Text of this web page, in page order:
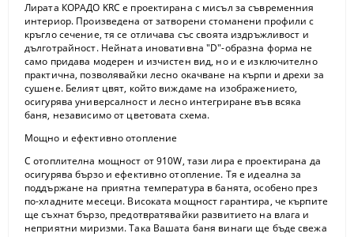
Лирата КОРАДО KRC е проектирана с мисъл за съвременния
интериор. Произведена отзатворени стоманени профили с
кръгло сечение, тя се отличава със своята издръжливост и
дълготрайност. Нейната иновативна "D"-образна форма не
само придава модерен и изчистен вид, но и е изключително
практична, позволявайки лесно окачване на кърпи и дрехи за
сушене. Белият цвят, който виждаме на изображението,
осигурява универсалност и лесно интегриране във всяка
баня, независимо от цветовата схема.
Мощно и ефективно отопление
С отоплителна мощност от910W, тази лира е проектирана да
осигурява бързо и ефективно отопление. Тя е идеална за
поддържане на приятна температура в банята, особено през
по-хладните месеци. Високата мощност гарантира, че кърпите
ще съхнат бързо, предотвратявайки развитието на влага и
неприятни миризми. Така Вашата баня винаги ще бъде свежа